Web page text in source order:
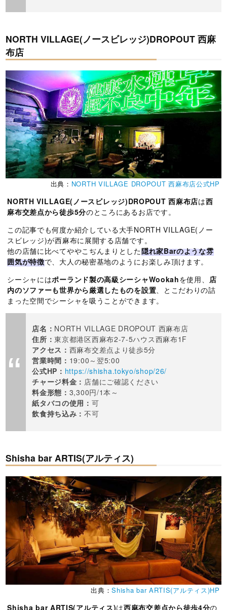
NORTH VILLAGE(ノースビレッジ)DROPOUT 西麻
布店
出典： NORTH VILLAGE DROPOUT 西麻布店公式HP
NORTH VILLAGE(ノースビレッジ)DROPOUT 西麻布店は西
麻布交差点から徒歩5分のところにあるお店です。
この記事でも何度か紹介している大手NORTH VILLAGE(ノー
スビレッジ)が西麻布に展開する店舗です。
他の店舗に比べてややこぢんまりとした隠れ家Barのような雰
囲気が特徴で、大人の秘密基地のようにお楽しみ頂けます。
シーシャにはポーランド製の高級シーシャWookahを使用、 店
内のソファーも世界から厳選したものを設置、とこだわりの詰
まった空間でシーシャを吸うことができます。
店名： NORTH VILLAGE DROPOUT 西麻布店
住所：東京都港区西麻布2-7-5ハウス西麻布1F
アクセス： 西麻布交差点より徒歩5分
営業時間： 19:00～翌5:00
公式HP： https://shisha.tokyo/shop/26/
チャージ料金： 店舗にご確認ください
料金形態： 3,300円/1本～
紙タバコの使用： 可
飲食持ち込み：不可
Shisha bar ARTIS(アルティス)
出典：Shisha bar ARTIS(アルティス)HP
Shisha bar ARTIS(アルティス)は西麻布交差点から徒歩4分の